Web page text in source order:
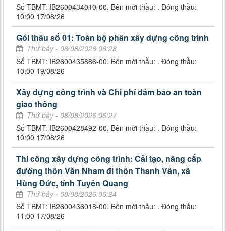
Số TBMT: IB2600434010-00. Bên mời thầu: . Đóng thầu:
10:00 17/08/26
Gói thầu số 01: Toàn bộ phần xây dựng công trình
Thứ bảy - 08/08/2026 06:28
Số TBMT: IB2600435886-00. Bên mời thầu: . Đóng thầu:
10:00 19/08/26
Xây dựng công trình và Chi phí đảm bảo an toàn
giao thông
Thứ bảy - 08/08/2026 06:27
Số TBMT: IB2600428492-00. Bên mời thầu: . Đóng thầu:
10:00 17/08/26
Thi công xây dựng công trình: Cải tạo, nâng cấp
đường thôn Văn Nham đi thôn Thanh Vân, xã
Hùng Đức, tỉnh Tuyên Quang
Thứ bảy - 08/08/2026 06:24
Số TBMT: IB2600436018-00. Bên mời thầu: . Đóng thầu:
11:00 17/08/26